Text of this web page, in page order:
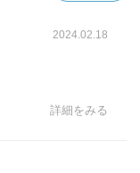
2024.02.18
詳細をみる